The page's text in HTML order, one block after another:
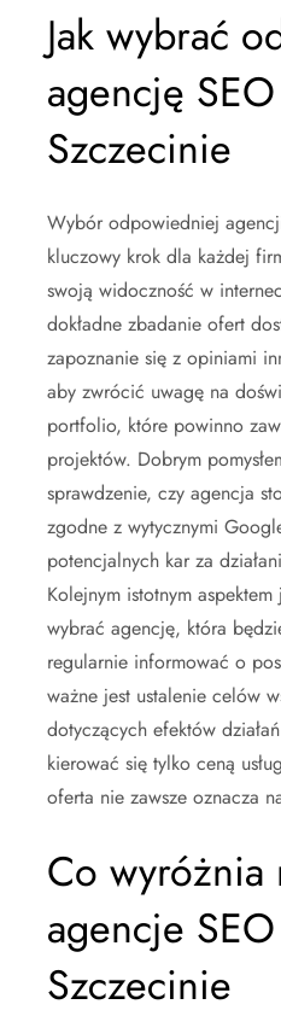
Jak wybrać
agencję
Szczecinie
Wybór odpowiedniej
kluczowy krok dla każdej
swoją widoczność w
dokładne zbadanie ofert
zapoznanie się z opiniami
aby zwrócić uwagę na
portfolio, które powinno
projektów. Dobrym
sprawdzenie, czy agencja
zgodne z wytycznymi
potencjalnych kar za
Kolejnym istotnym
wybrać agencję, która
regularnie informować o
ważne jest ustalenie celów
dotyczących efektów
kierować się tylko ceną
oferta nie zawsze oznacza
Co wyróżnia
agencje
Szczecinie